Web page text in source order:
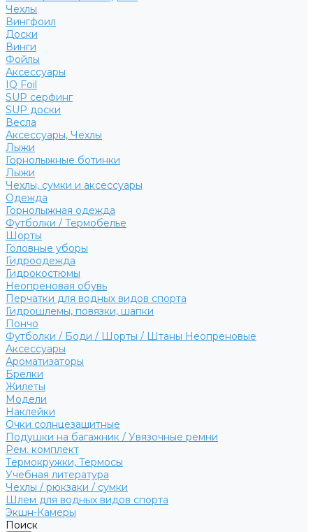
Чехлы
Вингфоил
Доски
Винги
Фойлы
Аксессуары
IQ Foil
SUP серфинг
SUP доски
Весла
Аксессуары, Чехлы
Лыжи
Горнолыжные ботинки
Лыжи
Чехлы, сумки и аксессуары
Одежда
Горнолыжная одежда
Футболки / Термобелье
Шорты
Головные уборы
Гидроодежда
Гидрокостюмы
Неопреновая обувь
Перчатки для водных видов спорта
Гидрошлемы, повязки, шапки
Пончо
Футболки / Боди / Шорты / Штаны Неопреновые
Аксессуары
Ароматизаторы
Брелки
Жилеты
Модели
Наклейки
Очки солнцезащитные
Подушки на багажник / Увязочные ремни
Рем. комплект
Термокружки, Термосы
Учебная литература
Чехлы / рюкзаки / сумки
Шлем для водных видов спорта
Экшн-Камеры
Поиск